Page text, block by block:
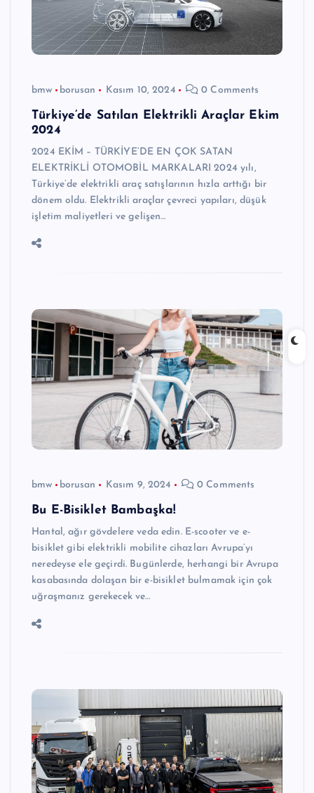
bmw borusan Kasım 10, 2024 0 Comments
Türkiye’de Satılan Elektrikli Araçlar Ekim
2024
2024 EKİM – TÜRKİYE’DE EN ÇOK SATAN
ELEKTRİKLİ OTOMOBİL MARKALARI 2024 yılı,
Türkiye’de elektrikli araç satışlarının hızla arttığı bir
dönem oldu. Elektrikli araçlar çevreci yapıları, düşük
işletim maliyetleri ve gelişen…
bmw borusan Kasım 9, 2024 0 Comments
Bu E-Bisiklet Bambaşka!
Hantal, ağır gövdelere veda edin. E-scooter ve e-
bisiklet gibi elektrikli mobilite cihazları Avrupa’yı
neredeyse ele geçirdi. Bugünlerde, herhangi bir Avrupa
kasabasında dolaşan bir e-bisiklet bulmamak için çok
uğraşmanız gerekecek ve…